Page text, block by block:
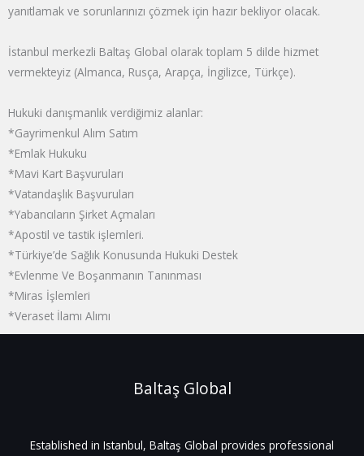
yanıtlamak ve sorunlarınızı çözmek için hazır bekliyor olacak.
İstanbul merkezli Baltaş Global olarak toplam 5 dilde hizmet
vermekteyiz (Almanca, Rusça, Arapça, İngilizce, Türkçe).
Hukuki danışmanlık verdiğimiz alanlar:
*Gayrimenkul Alım Satım
*Emlak Hukuku
*Mavi Kart Başvuruları
*Vatandaşlık Başvuruları
*Yabancıların Şirket Açmaları
*Apostil ve tastik işlemleri.
*Türkiye’de Sağlık Konusunda Hukuki Destek
*Evlenme Ve Boşanmanın Tanınması
*Miras İşlemleri
*Veraset İlamı Alımı
Baltaş Global
Established in Istanbul, Baltaş Global provides professional